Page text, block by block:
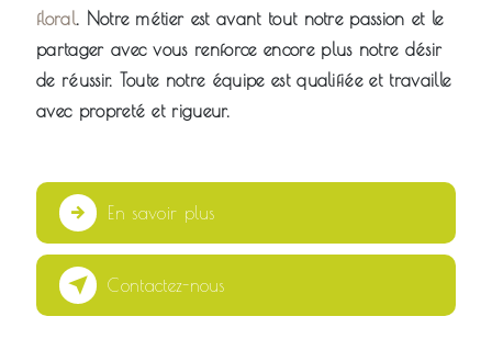
floral. Notre métier est avant tout notre passion et le
partager avec vous renforce encore plus notre désir
de réussir. Toute notre équipe est qualifiée et travaille
avec propreté et rigueur.
En savoir plus
Contactez-nous